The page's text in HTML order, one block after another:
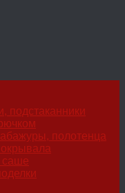
подстаканники
полотенца
саше